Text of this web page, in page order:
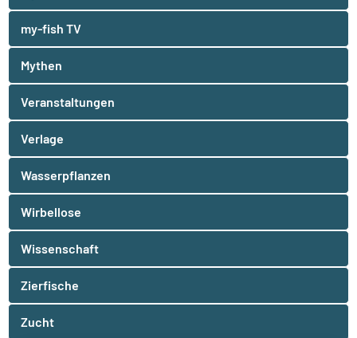
my-fish TV
Mythen
Veranstaltungen
Verlage
Wasserpflanzen
Wirbellose
Wissenschaft
Zierfische
Zucht